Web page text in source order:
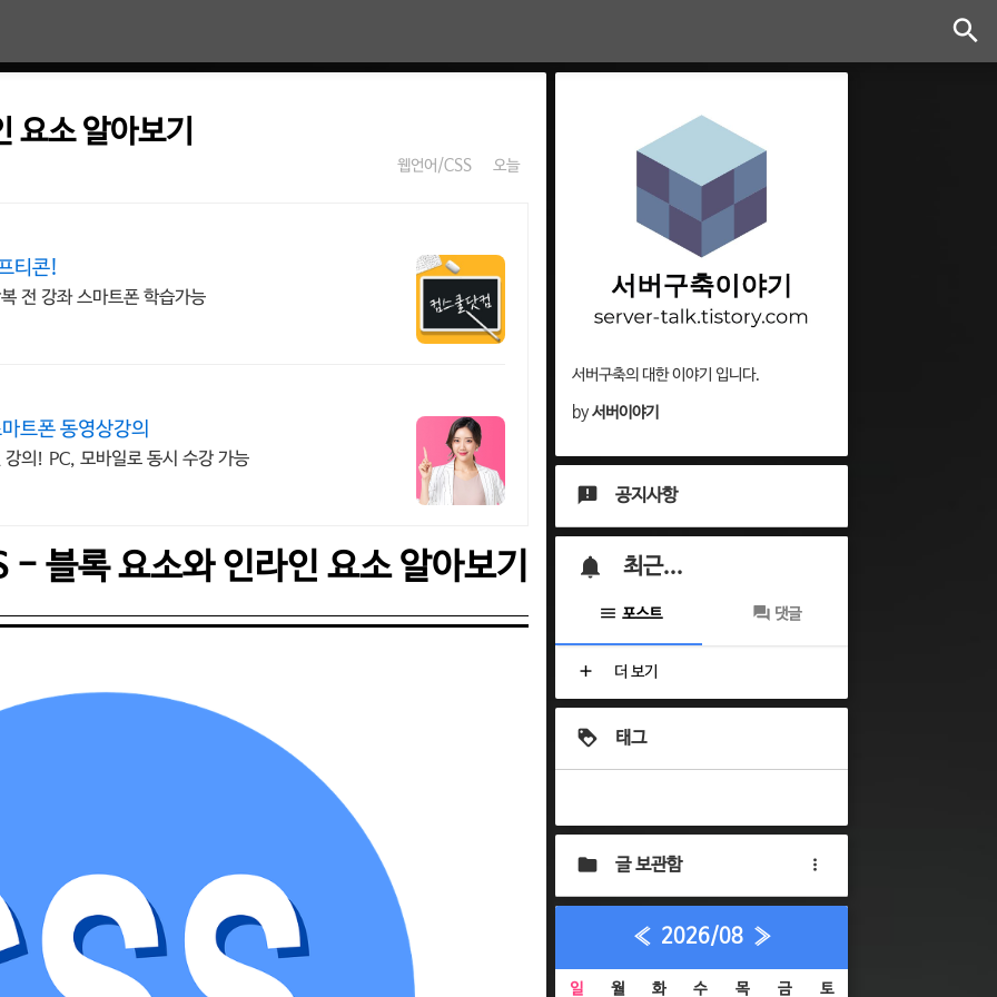
요소 알아보기
웹언어/CSS 오늘
티콘!
전 강좌 스마트폰 학습가능
트폰 동영상강의
의! PC, 모바일로 동시 수강 가능
- 블록 요소와 인라인 요소 알아보기
서버구축의 대한 이야기 입니다.
by서버이야기
공지사항
최근...
포스트 댓글
더 보기
태그
글 보관함
« 2026/08 »
일 월 화 수 목 금 토